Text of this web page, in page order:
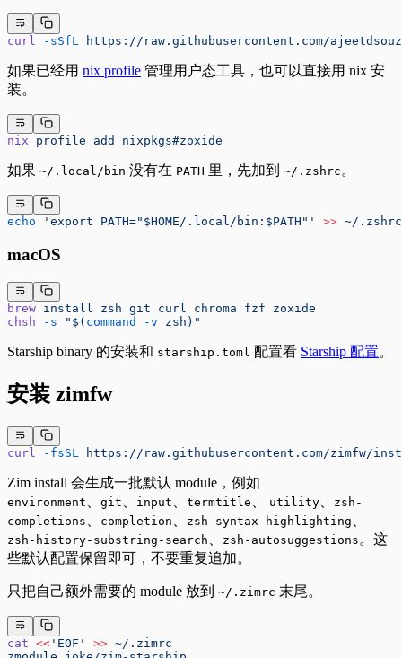
curl -sSfL https://raw.githubusercontent.com/
如果已经用 nix profile 管理用户态工具，也可以直接用 nix 安
装。
nix profile add nixpkgs#zoxide
如果 ~/.local/bin 没有在 PATH 里，先加到 ~/.zshrc 。
echo 'export PATH="$HOME/.local/bin:$PATH"' >> ~/.zshrc
macOS
brew install zsh git curl chroma fzf zoxide
chsh -s "$( command -v zsh)"
Starship binary 的安装和 starship.toml 配置看 Starship 配置。
安装 zimfw
curl -fsSL https://raw.githubusercontent.com/zimfw/
Zim install 会生成一批默认 module，例如
environment git input termtitle utility
zsh-
completions
completion zsh-syntax-highlighting
zsh-history-substring-search zsh-autosuggestions 。这
些默认配置保留即可，不要重复追加。
只把自己额外需要的 module 放到 ~/.zimrc 末尾。
cat << 'EOF' >> ~/.zimrc